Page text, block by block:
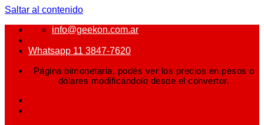
Saltar al contenido
info@geekon.com.ar
Whatsapp 11 3847-7620
Página bimonetaria, podés ver los precios en pesos o
dólares modificándolo desde el convertor.